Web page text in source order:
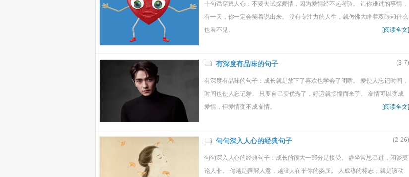
十句话穿透人心：不要去试探爱情，因为爱情经不起考验。 让你难过的事情，
有一天，你一定会笑着说出来。 没有专注力的人生，就仿佛大睁着双眼却什么
也看不见。
[阅读全文]
有深度有品味的句子 (3-7)
有深度有品味的句子：成长就是放下了喜欢也学会了闭嘴。 爱使人忘记时间，
时间也使人忘记爱。 只要自己变优秀了，好运就接憧而来了。 友情可以变成
爱情，但爱情变不成友情。
[阅读全文]
句句深入人心的经典句子 (2-26)
句句深入人心的经典句子：成长的很大一部分是接受。 静坐常思己过，闲谈莫
论人非。 你越是善解人意，越没人在乎你的委屈。 人成熟的标志，就是该动